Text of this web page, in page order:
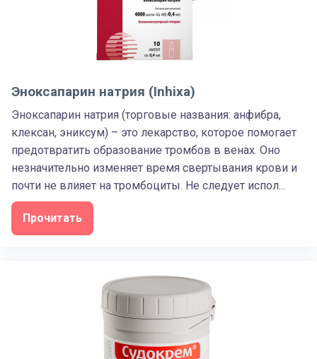
Эноксапарин натрия (Inhixa)
Эноксапарин натрия (торговые названия: анфибра,
клексан, эниксум) – это лекарство, которое помогает
предотвратить образование тромбов в венах. Оно
незначительно изменяет время свертывания крови и
почти не влияет на тромбоциты. Не следует испол...
Прочитать